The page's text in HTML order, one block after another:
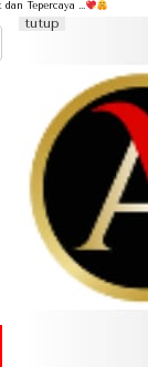
tutup